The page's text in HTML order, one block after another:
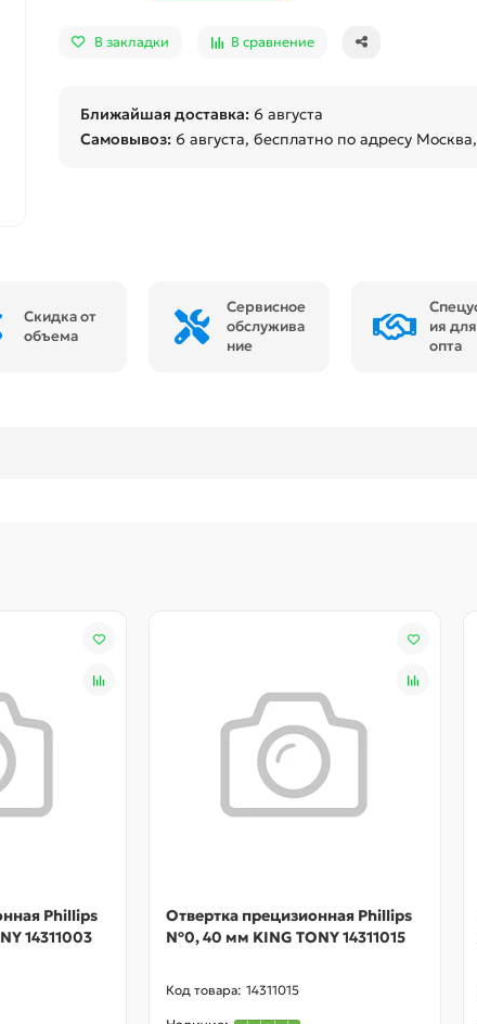
В закладки В сравнение
Ближайшая доставка: 6 августа
Самовывоз: 6 августа, бесплатно по адресу
Скидка от
объема
Сервисное
обслужива
ние
ия для
опта
Phillips
14311003
Отвертка прецизионная Phillips
№0, 40 мм KING TONY 14311015
14311015